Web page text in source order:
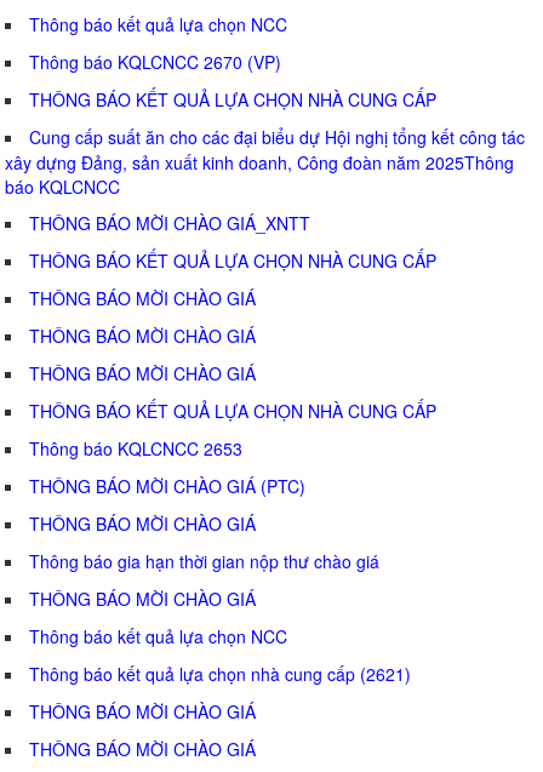
Thông báo kết quả lựa chọn NCC
Thông báo KQLCNCC 2670 (VP)
THÔNG BÁO KẾT QUẢ LỰA CHỌN NHÀ CUNG CẤP
Cung cấp suất ăn cho các đại biểu dự Hội nghị tổng kết công tác
xây dựng Đảng, sản xuất kinh doanh, Công đoàn năm 2025Thông
báo KQLCNCC
THÔNG BÁO MỜI CHÀO GIÁ_XNTT
THÔNG BÁO KẾT QUẢ LỰA CHỌN NHÀ CUNG CẤP
THÔNG BÁO MỜI CHÀO GIÁ
THÔNG BÁO MỜI CHÀO GIÁ
THÔNG BÁO MỜI CHÀO GIÁ
THÔNG BÁO KẾT QUẢ LỰA CHỌN NHÀ CUNG CẤP
Thông báo KQLCNCC 2653
THÔNG BÁO MỜI CHÀO GIÁ (PTC)
THÔNG BÁO MỜI CHÀO GIÁ
Thông báo gia hạn thời gian nộp thư chào giá
THÔNG BÁO MỜI CHÀO GIÁ
Thông báo kết quả lựa chọn NCC
Thông báo kết quả lựa chọn nhà cung cấp (2621)
THÔNG BÁO MỜI CHÀO GIÁ
THÔNG BÁO MỜI CHÀO GIÁ